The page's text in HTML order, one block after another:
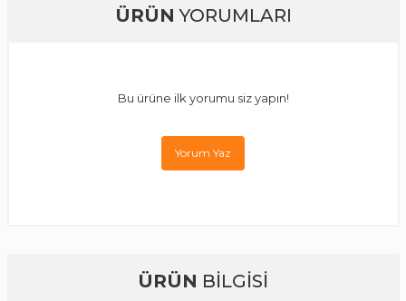
ÜRÜN YORUMLARI
Bu ürüne ilk yorumu siz yapın!
Yorum Yaz
ÜRÜN BİLGİSİ